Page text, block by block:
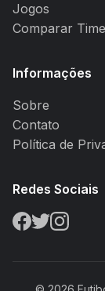
Jogos
Comparar
Informações
Sobre
Contato
Política de
Redes Sociais